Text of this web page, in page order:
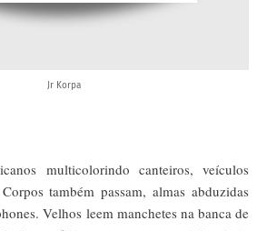
Jr Korpa
multicolorindo canteiros, veículos
também passam, almas abduzidas
Velhos leem manchetes na banca de